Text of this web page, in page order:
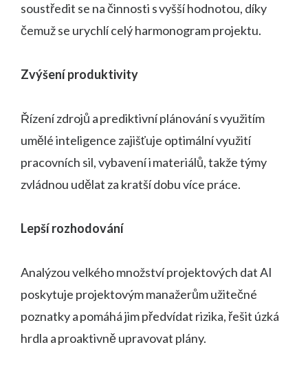
soustředit se na činnosti s vyšší hodnotou, díky
čemuž se urychlí celý harmonogram projektu.
Zvýšení produktivity
Řízení zdrojů a prediktivní plánování s využitím
umělé inteligence zajišťuje optimální využití
pracovních sil, vybavení i materiálů, takže týmy
zvládnou udělat za kratší dobu více práce.
Lepší rozhodování
Analýzou velkého množství projektových dat AI
poskytuje projektovým manažerům užitečné
poznatky a pomáhá jim předvídat rizika, řešit úzká
hrdla a proaktivně upravovat plány.